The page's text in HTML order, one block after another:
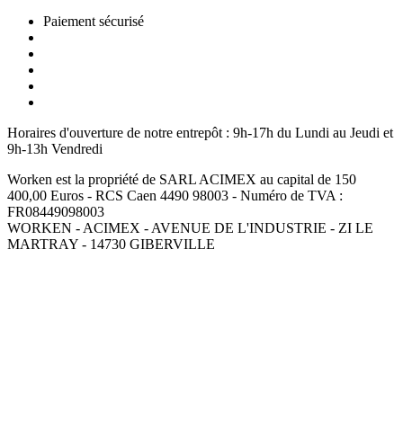
Paiement sécurisé
Horaires d'ouverture de notre entrepôt : 9h-17h du Lundi au Jeudi et
9h-13h Vendredi
Worken est la propriété de SARL ACIMEX au capital de 150
400,00 Euros - RCS Caen 4490 98003 - Numéro de TVA :
FR08449098003
WORKEN - ACIMEX - AVENUE DE L'INDUSTRIE - ZI LE
MARTRAY - 14730 GIBERVILLE